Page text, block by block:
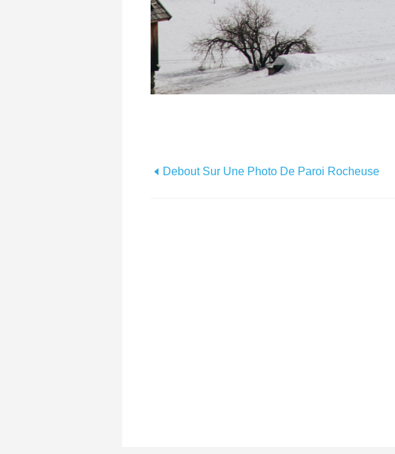
Debout Sur Une Photo De Paroi Rocheuse